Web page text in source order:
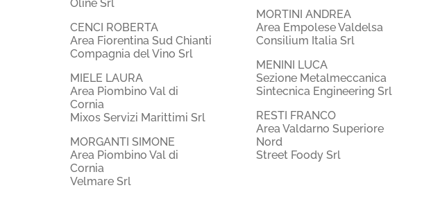
Oline Srl
CENCI ROBERTA
Area Fiorentina Sud Chianti
Compagnia del Vino Srl
MIELE LAURA
Area Piombino Val di
Cornia
Mixos Servizi Marittimi Srl
MORGANTI SIMONE
Area Piombino Val di
Cornia
Velmare Srl
MORTINI ANDREA
Area Empolese Valdelsa
Consilium Italia Srl
MENINI LUCA
Sezione Metalmeccanica
Sintecnica Engineering Srl
RESTI FRANCO
Area Valdarno Superiore
Nord
Street Foody Srl